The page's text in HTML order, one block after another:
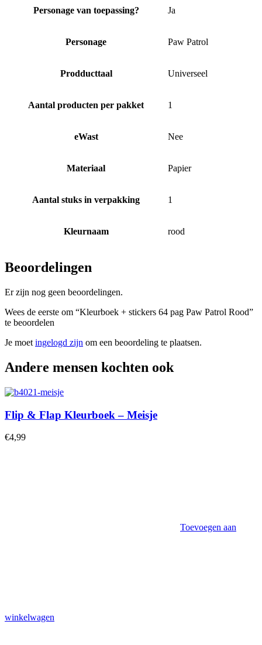
Personage van toepassing? Ja
Personage Paw Patrol
Prodducttaal Universeel
Aantal producten per pakket 1
eWast Nee
Materiaal Papier
Aantal stuks in verpakking 1
Kleurnaam rood
Beoordelingen
Er zijn nog geen beoordelingen.
Wees de eerste om “Kleurboek + stickers 64 pag Paw Patrol Rood”
te beoordelen
Je moet ingelogd zijn om een beoordeling te plaatsen.
Andere mensen kochten ook
Flip & Flap Kleurboek – Meisje
€4,99
Toevoegen aan
winkelwagen